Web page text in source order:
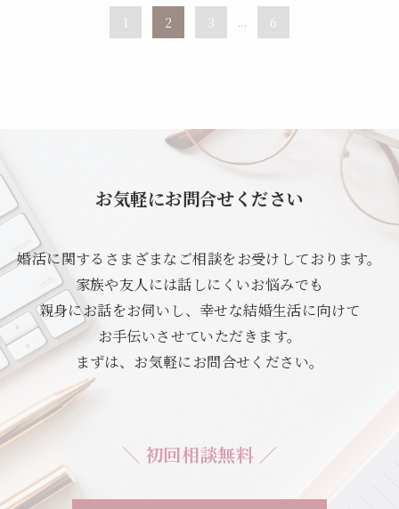
1 2 3 ... 6
お気軽にお問合せください
婚活に関するさまざまなご相談をお受けしております。
家族や友人には話しにくいお悩みでも
親身にお話をお伺いし、幸せな結婚生活に向けて
お手伝いさせていただきます。
まずは、お気軽にお問合せください。
＼ 初回相談無料 ／